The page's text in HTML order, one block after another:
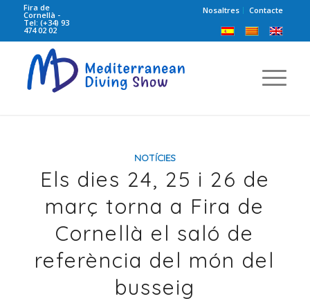
Nosaltres Contacte
Fira de
Cornellà -
Tel: (+34) 93
474 02 02
NOTÍCIES
Els dies 24, 25 i 26 de
març torna a Fira de
Cornellà el saló de
referència del món del
busseig